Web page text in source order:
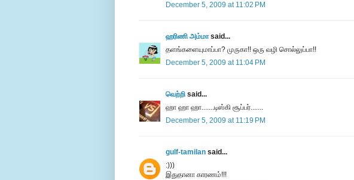
December 5, 2009 at 11:02 PM
ஹரிணி அம்மாsaid...
தளங்களையுமாப்பா? முருகா!! ஒரு வழி சொல்லுப்பா!!
December 5, 2009 at 11:04 PM
வெற்றி said...
ஹா ஹா ஹா.......டிஸ்கி சூப்பர்.......
December 5, 2009 at 11:19 PM
gulf-tamilan said...
:)))
இதுதானா காரணம்!!!